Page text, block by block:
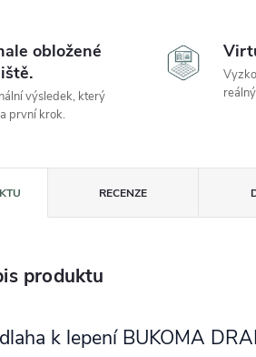
obložené
výsledek, který
první krok.
RECENZE
produktu
k lepení BUKOMA